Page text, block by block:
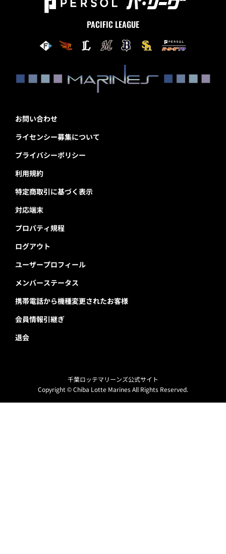
PACIFIC LEAGUE
お問い合わせ
ライセンシー募集について
プライバシーポリシー
利用規約
特定商取引に基づく表示
対応端末
プロパティ規程
ログアウト
ユーザープロフィール
メンバーステータス
携帯電話から機種変更されたお客様
会員情報引継ぎ
退会
千葉ロッテマリーンズ公式サイト
Copyright © Chiba Lotte Marines All Rights Reserved.